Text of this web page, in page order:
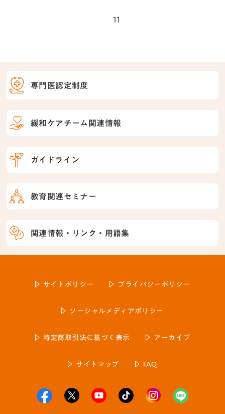
専門医認定制度
緩和ケアチーム関連情報
ガイドライン
教育関連セミナー
関連情報・リンク・用語集
11
サイトポリシー プライバシーポリシー
ソーシャルメディアポリシー
特定商取引法に基づく表示 アーカイブ
サイトマップ FAQ